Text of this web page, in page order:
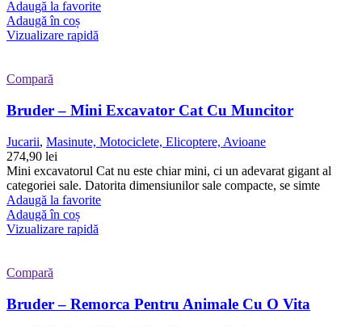
Adaugă la favorite
Adaugă în coș
Vizualizare rapidă
Compară
Bruder – Mini Excavator Cat Cu Muncitor
Jucarii, Masinute, Motociclete, Elicoptere, Avioane
274,90 lei
Mini excavatorul Cat nu este chiar mini, ci un adevarat gigant al
categoriei sale. Datorita dimensiunilor sale compacte, se simte
Adaugă la favorite
Adaugă în coș
Vizualizare rapidă
Compară
Bruder – Remorca Pentru Animale Cu O Vita